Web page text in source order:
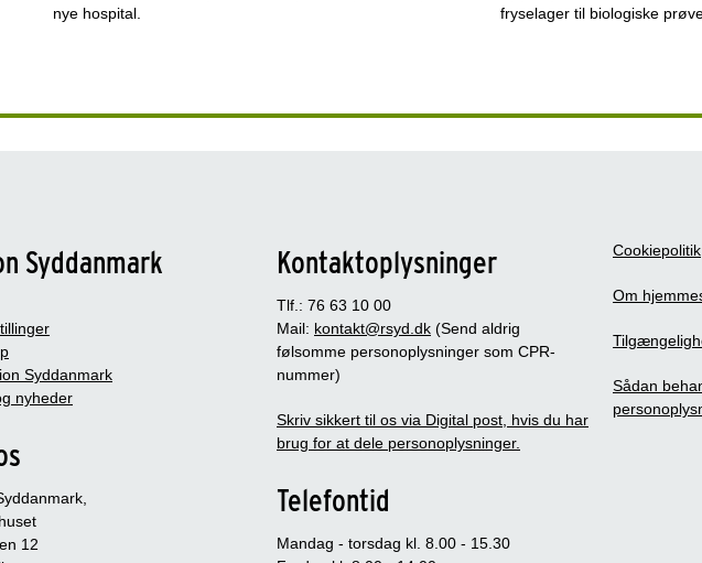
nye hospital.
fryselager til biologiske
Syddanmark
Syddanmark
nyheder
12
Kontaktoplysninger
Tlf.: 76 63 10 00
Mail: kontakt@rsyd.dk (Send aldrig
følsomme personoplysninger som CPR-
nummer)
Skriv sikkert til os via Digital post, hvis du har
brug for at dele personoplysninger.
Telefontid
Mandag - torsdag kl. 8.00 - 15.30
Cookiepolitik
Om
Sådan